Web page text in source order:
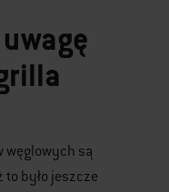
węglowych są
było jeszcze